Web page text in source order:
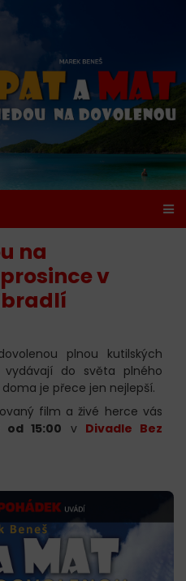
na
v
plnou kutilských
vydávají do světa plného
je přece jen nejlepší.
film a živé herce vás
15:00 v Divadle Bez